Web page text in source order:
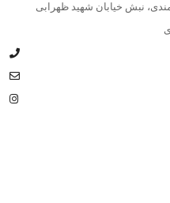
نبش خیابان شهید ظهرابی